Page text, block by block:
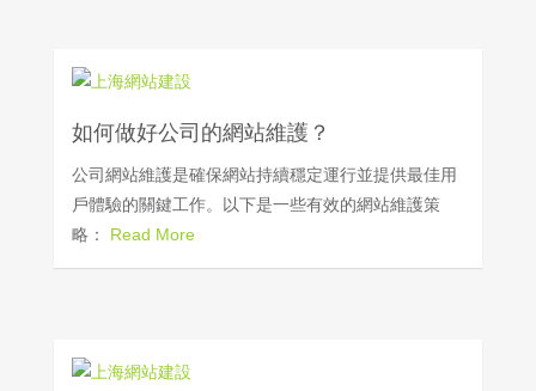
如何做好公司的網站維護？
公司網站維護是確保網站持續穩定運行並提供最佳用
戶體驗的關鍵工作。以下是一些有效的網站維護策
略： Read More